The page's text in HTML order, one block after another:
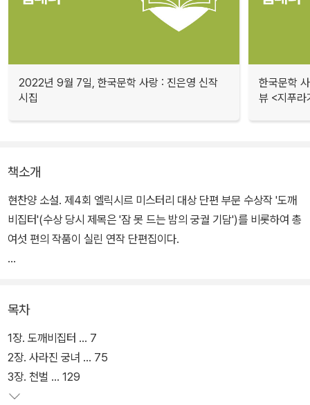
2022년 9월 7일, 한국문학 사랑 : 진은영 신작
시집
한국문학
뷰 <지푸라
책소개
현찬양 소설. 제4회 엘릭시르 미스터리 대상 단편 부문 수상작 '도깨
비집터'(수상 당시 제목은 '잠 못 드는 밤의 궁궐 기담')를 비롯하여 총
여섯 편의 작품이 실린 연작 단편집이다.
한 궁녀 생활 규칙을 담고 있지만, 실제로는 하지 말아야 할 '금기' 조
항들이다. 이런 조례가 있을 만큼 궁궐의 밤은 음산하고, 궁녀들은 밤
마다 모여 자신이 겪거나 들은 괴담을 이야기한다. 그리고 괴담은 다
시 괴이한 일을 부른다. 궁궐에서는 무슨 일이 벌어졌고, 벌어지려는
것일까?
목차
1장. 도깨비집터 ... 7
2장. 사라진 궁녀 ... 75
3장. 천벌 ... 129